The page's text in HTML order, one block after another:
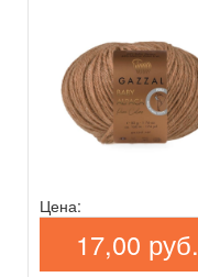
Цена:
17,00 руб.